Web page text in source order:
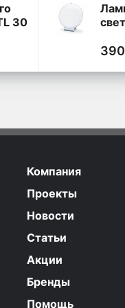
30
Компания
Проекты
Новости
Статьи
Акции
Бренды
Помощь